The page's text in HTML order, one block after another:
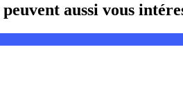
aussi vous